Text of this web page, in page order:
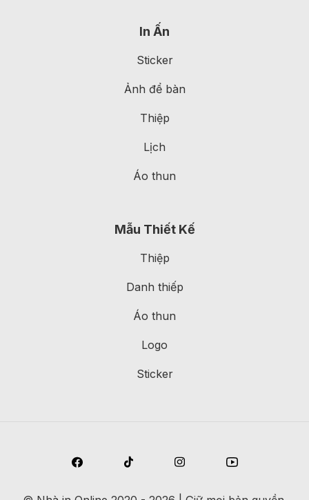
In Ấn
Sticker
Ảnh để bàn
Thiệp
Lịch
Áo thun
Mẫu Thiết Kế
Thiệp
Danh thiếp
Áo thun
Logo
Sticker